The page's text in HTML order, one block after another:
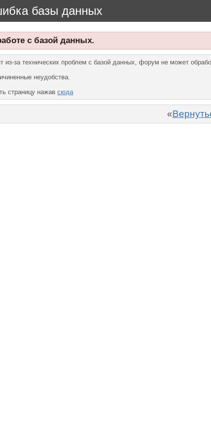
базы данных
с базой данных.
за технических проблем с базой данных, форум не может
неудобства.
страницу нажав сюда
«